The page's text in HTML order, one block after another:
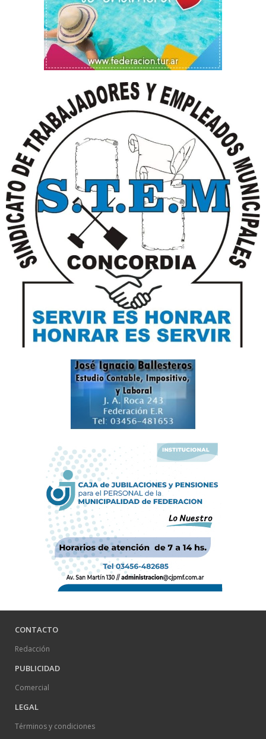
CONTACTO
Redacción
PUBLICIDAD
Comercial
LEGAL
Términos y condiciones